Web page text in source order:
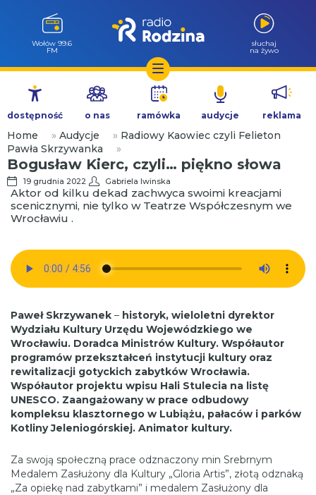
Przejdź
treści
Milicz 88.5
FM
słuchaj
na żywo
dostępność o nas ramówka audycje reklama
Home » Audycje » Radiowy Kaowiec czyli Felieton
Pawła Skrzywanka
»
Bogusław Kierc, czyli… piękno słowa
19 grudnia 2022 Gabriela Iwinska
Aktor od kilku dekad zachwyca swoimi kreacjami
scenicznymi, nie tylko w Teatrze Współczesnym we
Wrocławiu .
Paweł Skrzywanek – historyk, wieloletni dyrektor
Wydziału Kultury Urzędu Wojewódzkiego we
Wrocławiu. Doradca Ministrów Kultury. Współautor
programów przekształceń instytucji kultury oraz
rewitalizacji gotyckich zabytków Wrocławia.
Współautor projektu wpisu Hali Stulecia na listę
UNESCO. Zaangażowany w prace odbudowy
kompleksu klasztornego w Lubiążu, pałaców i parków
Kotliny Jeleniogórskiej. Animator kultury.
Za swoją społeczną prace odznaczony min Srebrnym
Medalem Zasłużony dla Kultury „Gloria Artis”, złotą odznaką
„Za opiekę nad zabytkami” i medalem Zasłużony dla